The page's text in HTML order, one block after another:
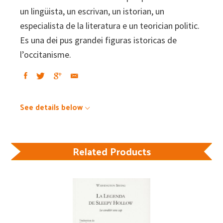
un lingüista, un escrivan, un istorian, un
especialista de la literatura e un teorician politic.
Es una dei pus grandei figuras istoricas de
l’occitanisme.
See details below
Related Products